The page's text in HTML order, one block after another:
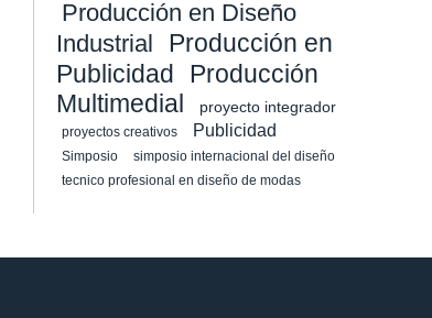
Producción en Diseño
Industrial
Producción en
Publicidad
Producción
Multimedial
proyecto integrador
proyectos creativos Publicidad
Simposio simposio internacional del diseño
tecnico profesional en diseño de modas